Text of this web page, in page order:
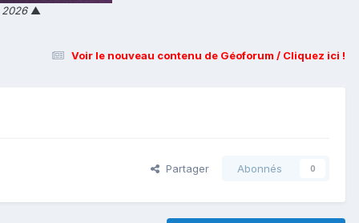
▲
Voir le nouveau contenu de Géoforum / Cliquez ici !
Partager Abonnés 0